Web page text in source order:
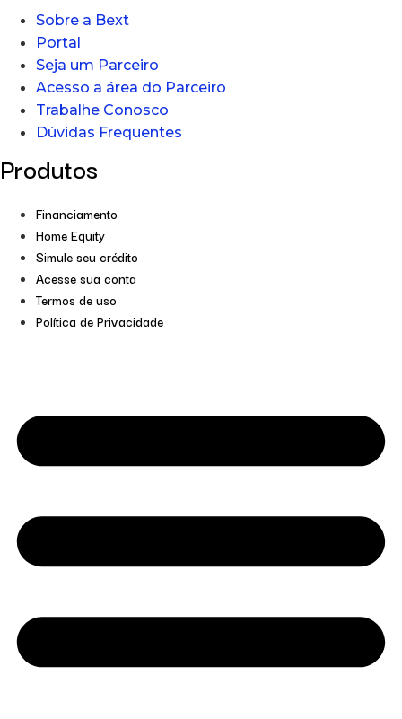
Sobre a Bext
Portal
Seja um Parceiro
Acesso a área do Parceiro
Trabalhe Conosco
Dúvidas Frequentes
Produtos
Financiamento
Home Equity
Simule seu crédito
Acesse sua conta
Termos de uso
Política de Privacidade